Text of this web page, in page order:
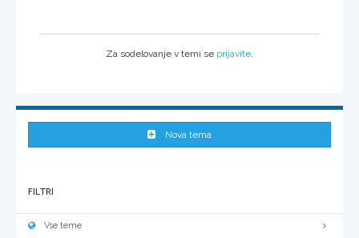
Za sodelovanje v temi se prijavite
Nova tema
FILTRI
Vse teme